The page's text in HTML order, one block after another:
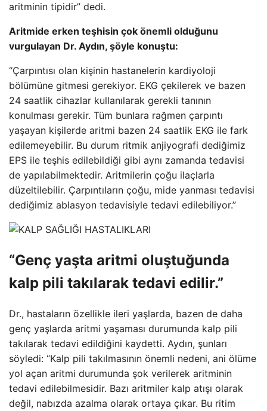
aritminin tipidir” dedi.
Aritmide erken teşhisin çok önemli olduğunu
vurgulayan Dr. Aydın, şöyle konuştu:
“Çarpıntısı olan kişinin hastanelerin kardiyoloji
bölümüne gitmesi gerekiyor. EKG çekilerek ve bazen
24 saatlik cihazlar kullanılarak gerekli tanının
konulması gerekir. Tüm bunlara rağmen çarpıntı
yaşayan kişilerde aritmi bazen 24 saatlik EKG ile fark
edilemeyebilir. Bu durum ritmik anjiyografi dediğimiz
EPS ile teşhis edilebildiği gibi aynı zamanda tedavisi
de yapılabilmektedir. Aritmilerin çoğu ilaçlarla
düzeltilebilir. Çarpıntıların çoğu, mide yanması tedavisi
dediğimiz ablasyon tedavisiyle tedavi edilebiliyor.”
“Genç yaşta aritmi oluştuğunda
kalp pili takılarak tedavi edilir.”
Dr., hastaların özellikle ileri yaşlarda, bazen de daha
genç yaşlarda aritmi yaşaması durumunda kalp pili
takılarak tedavi edildiğini kaydetti. Aydın, şunları
söyledi: “Kalp pili takılmasının önemli nedeni, ani ölüme
yol açan aritmi durumunda şok verilerek aritminin
tedavi edilebilmesidir. Bazı aritmiler kalp atışı olarak
değil, nabızda azalma olarak ortaya çıkar. Bu ritim